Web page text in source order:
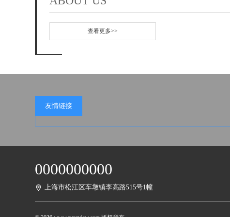
查看更多>>
友情链接
0000000000
上海市松江区车墩镇李高路515号1幢